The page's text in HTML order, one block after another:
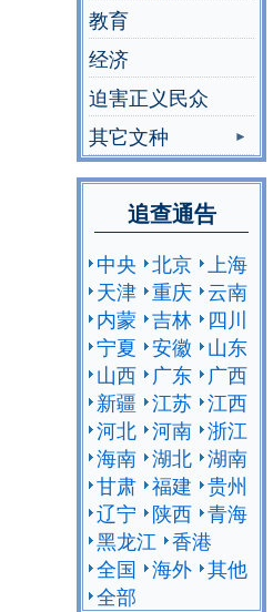
教育
经济
迫害正义民众
其它文种
追查通告
中央 北京 上海
天津 重庆 云南
内蒙 吉林
四川
宁夏 安徽
山东
山西
广东
广西
新疆 江苏 江西
河北 河南 浙江
海南 湖北 湖南
甘肃 福建 贵州
辽宁
陕西 青海
黑龙江 香港
全国 海外 其他
全部